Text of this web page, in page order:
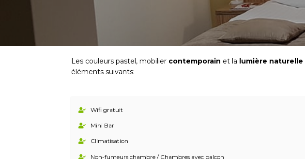
Les couleurs pastel, mobilier contemporain et la lumière naturelle
éléments suivants:
Wifi gratuit
Mini Bar
Climatisation
Non-fumeurs chambre / Chambres avec balcon